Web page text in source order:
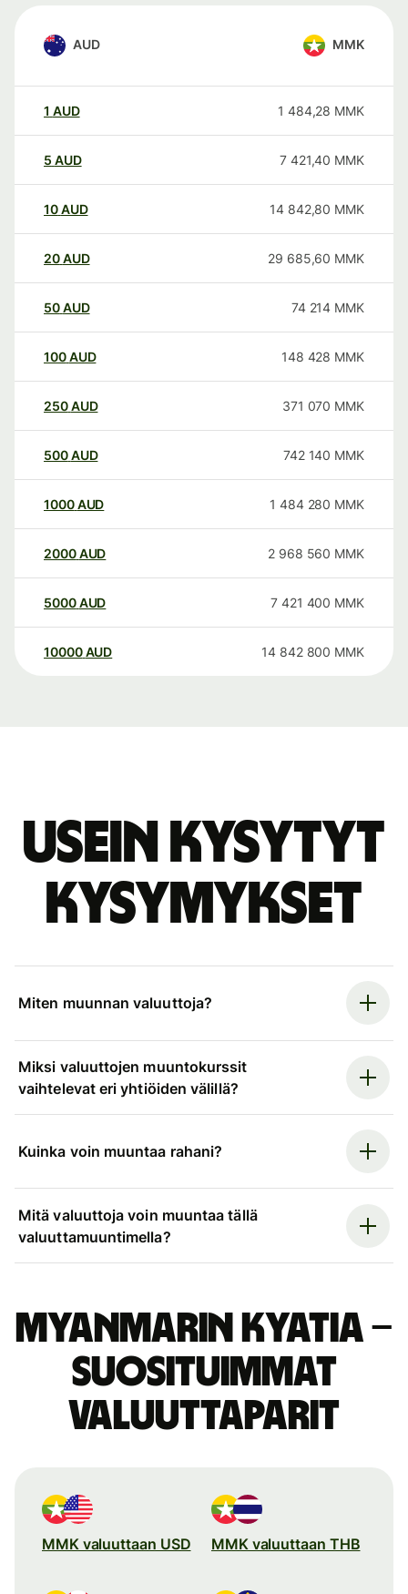
AUD MMK
1 AUD 1 484,28 MMK
5 AUD 7 421,40 MMK
10AUD 14 842,80 MMK
20AUD 29 685,60 MMK
50AUD 74 214 MMK
100AUD 148 428 MMK
250AUD 371 070 MMK
500AUD 742 140 MMK
1000AUD 1 484 280 MMK
2000AUD 2 968 560 MMK
5000AUD 7 421 400 MMK
10000 AUD 14 842 800 MMK
Usein kysytyt
kysymykset
Miten muunnan valuuttoja?
Miksi valuuttojen muuntokurssit
vaihtelevat eri yhtiöiden välillä?
Kuinka voin muuntaa rahani?
Mitä valuuttoja voin muuntaa tällä
valuuttamuuntimella?
Myanmarin kyatia –
suosituimmat
valuuttaparit
MMK valuuttaan USD MMK valuuttaan THB